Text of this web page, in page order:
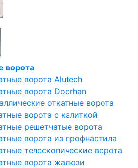
ворота
ворота Alutech
ворота Doorhan
откатные ворота
ворота с калиткой
решетчатые ворота
ворота из профнастила
телескопические ворота
ворота жалюзи